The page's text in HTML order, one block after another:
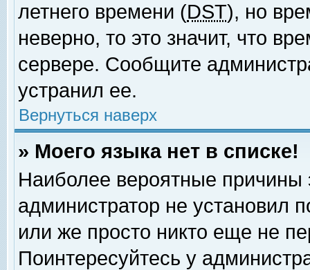
летнего времени (DST), но
неверно, то это значит, что
сервере. Сообщите
устранил ее.
Вернуться наверх
» Моего языка нет в списке!
Наиболее вероятные причины
администратор не установил
или же просто никто еще не
Поинтересуйтесь у